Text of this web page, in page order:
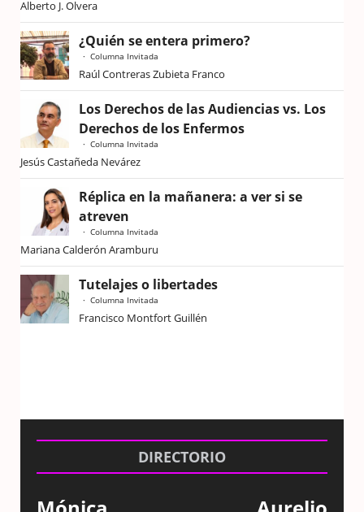
Alberto J. Olvera
¿Quién se entera primero?
Columna Invitada
Raúl Contreras Zubieta Franco
Los Derechos de las Audiencias vs. Los
Derechos de los Enfermos
Columna Invitada
Jesús Castañeda Nevárez
Réplica en la mañanera: a ver si se
atreven
Columna Invitada
Mariana Calderón Aramburu
Tutelajes o libertades
Columna Invitada
Francisco Montfort Guillén
DIRECTORIO